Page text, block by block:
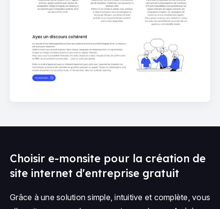
Choisir e-monsite pour la création de
site internet d'entreprise gratuit
Grâce à une solution simple, intuitive et complète, vous